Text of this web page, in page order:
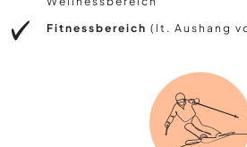
Fitnessbereich (lt. Aushang